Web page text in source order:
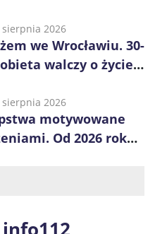
sierpnia 2026
we Wrocławiu. 30-
walczy o życie,
Ukrainy
sierpnia 2026
motywowane
Od 2026 roku